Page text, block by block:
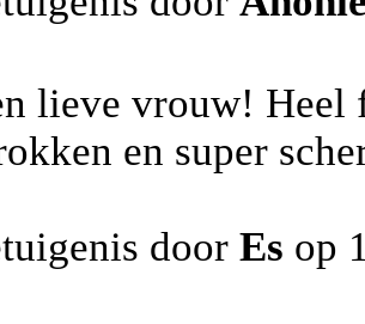
lieve vrouw! Heel
en super
door Es op